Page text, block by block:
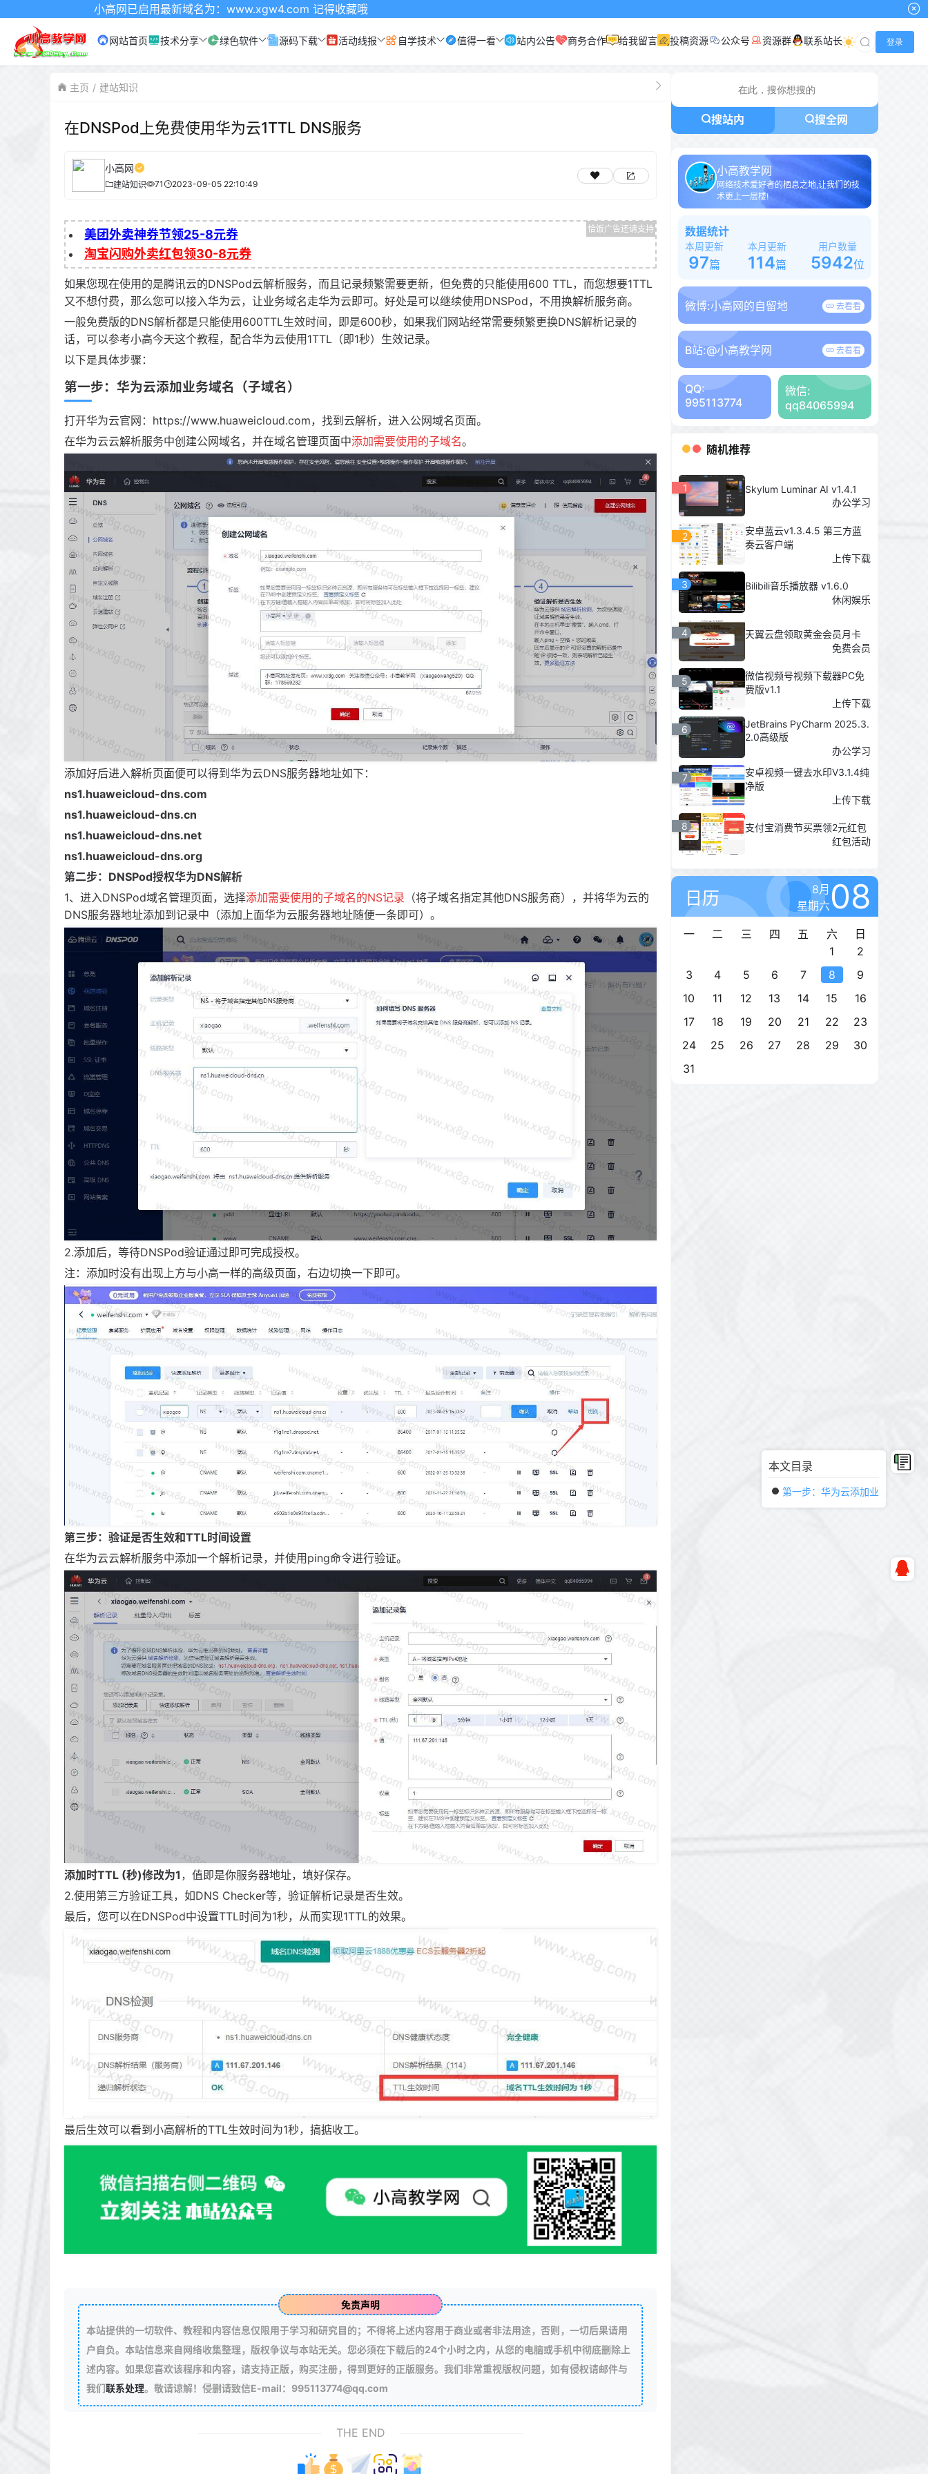
本文目录
第一步：华为云添加业务域名（
小高网已启用最新域名为：www.xgw4.com 记得收藏哦
网站首页 技术分享 绿色软件 源码下载 活动线报 自学技术 值得一看 站内公告 商务合作 给我留言 投稿资源 公众号 资源群 联系站长 登录
主页 建站知识
在DNSPod上免费使用华为云1TTL DNS服务
小高网
建站知识 71 2023-09-05 22:10:49
美团外卖神券节领25-8元券
淘宝闪购外卖红包领30-8元券
如果您现在使用的是腾讯云的DNSPod云解析服务，而且记录频繁需要更新，但免费的只能使用600 TTL，而您想要1TTL
又不想付费，那么您可以接入华为云，让业务域名走华为云即可。好处是可以继续使用DNSPod，不用换解析服务商。
一般免费版的DNS解析都是只能使用600TTL生效时间，即是600秒，如果我们网站经常需要频繁更换DNS解析记录的
话，可以参考小高今天这个教程，配合华为云使用1TTL（即1秒）生效记录。
以下是具体步骤：
第一步：华为云添加业务域名（子域名）
打开华为云官网：https://www.huaweicloud.com，找到云解析，进入公网域名页面。
在华为云云解析服务中创建公网域名，并在域名管理页面中添加需要使用的子域名。
添加好后进入解析页面便可以得到华为云DNS服务器地址如下：
ns1.huaweicloud-dns.com
ns1.huaweicloud-dns.cn
ns1.huaweicloud-dns.net
ns1.huaweicloud-dns.org
第二步：DNSPod授权华为DNS解析
1、进入DNSPod域名管理页面，选择添加需要使用的子域名的NS记录 （将子域名指定其他DNS服务商），并将华为云的
DNS服务器地址添加到记录中（添加上面华为云服务器地址随便一条即可）。
2.添加后，等待DNSPod验证通过即可完成授权。
注：添加时没有出现上方与小高一样的高级页面，右边切换一下即可。
第三步：验证是否生效和TTL时间设置
在华为云云解析服务中添加一个解析记录，并使用ping命令进行验证。
添加时TTL (秒)修改为1 ，值即是你服务器地址，填好保存。
2.使用第三方验证工具，如DNS Checker等，验证解析记录是否生效。
最后，您可以在DNSPod中设置TTL时间为1秒，从而实现1TTL的效果。
最后生效可以看到小高解析的TTL生效时间为1秒，搞掂收工。
免责声明
本站提供的一切软件、教程和内容信息仅限用于学习和研究目的；不得将上述内容用于商业或者非法用途，否则，一切后果请用
户自负。本站信息来自网络收集整理，版权争议与本站无关。您必须在下载后的24个小时之内，从您的电脑或手机中彻底删除上
述内容。如果您喜欢该程序和内容，请支持正版，购买注册，得到更好的正版服务。我们非常重视版权问题，如有侵权请邮件与
我们联系处理。敬请谅解！侵删请致信E-mail：995113774@qq.com
THE END
搜站内 搜全网
小高教学网
网络技术爱好者的栖息之地,让我们的技
术更上一层楼!
数据统计
本周更新
97篇
本月更新
114篇
用户数量
5942位
微博:小高网的自留地 去看看
B站:@小高教学网 去看看
QQ:
995113774
微信:
qq84065994
随机推荐
1
Skylum Luminar AI v1.4.1
办公学习
2
安卓蓝云v1.3.4.5 第三方蓝
奏云客户端
上传下载
3
Bilibili音乐播放器 v1.6.0
休闲娱乐
4
天翼云盘领取黄金会员月卡
免费会员
5
微信视频号视频下载器PC免
费版v1.1
上传下载
6
JetBrains PyCharm 2025.3.
2.0高级版
办公学习
7
安卓视频一键去水印V3.1.4纯
净版
上传下载
8
支付宝消费节买票领2元红包
红包活动
日历
8月
星期六08
一 二 三 四 五 六
日
1
2
3
4 5 6 7 8
9
10
11 12 13 14 15
16
17
18 19 20 21 22
23
24
25 26 27 28 29
30
31